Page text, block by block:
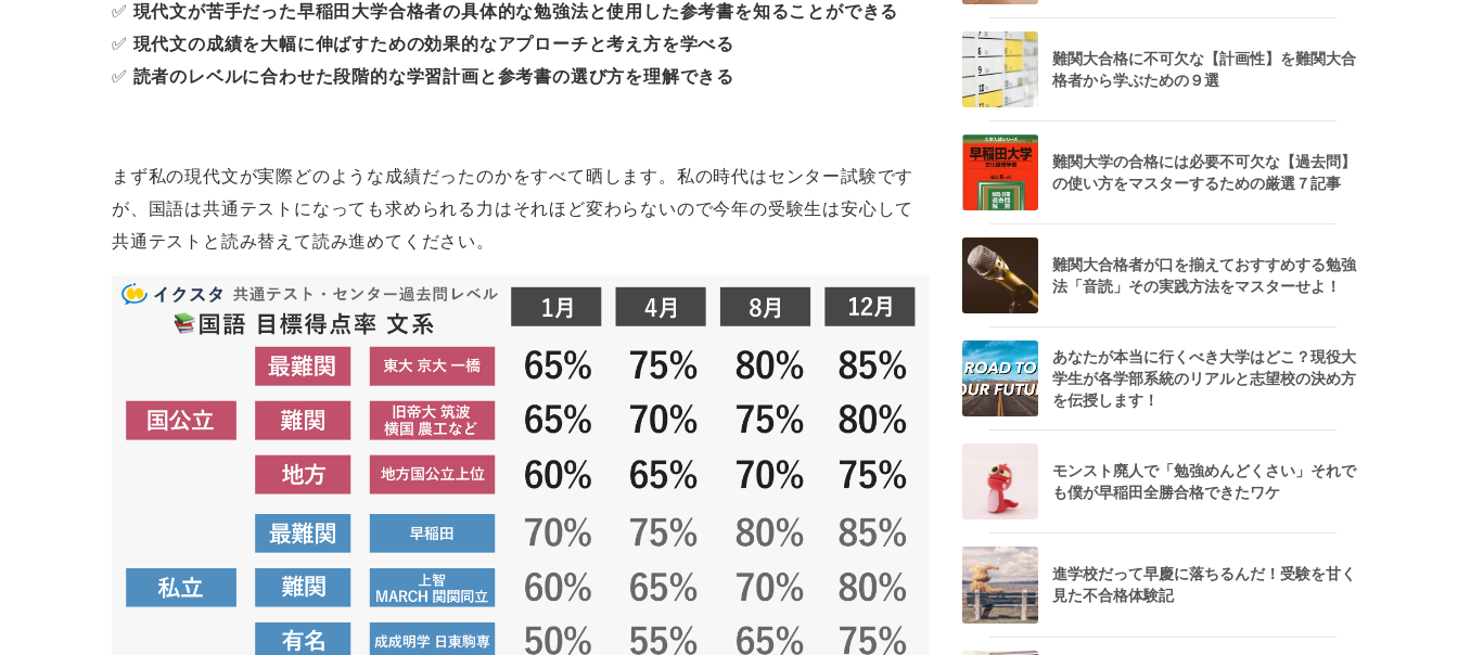
✅ 現代文が苦手だった早稲田大学合格者の具体的な勉強法と使用した参考書を知ることができる
✅ 現代文の成績を大幅に伸ばすための効果的なアプローチと考え方を学べる
✅ 読者のレベルに合わせた段階的な学習計画と参考書の選び方を理解できる
まず私の現代文が実際どのような成績だったのかをすべて晒します。私の時代はセンター試験です
が、国語は共通テストになっても求められる力はそれほど変わらないので今年の受験生は安心して
共通テストと読み替えて読み進めてください。
難関大合格に不可欠な【計画性】を難関大合
格者から学ぶための９選
難関大学の合格には必要不可欠な【過去問】
の使い方をマスターするための厳選７記事
難関大合格者が口を揃えておすすめする勉強
法「音読」その実践方法をマスターせよ！
あなたが本当に行くべき大学はどこ？現役大
学生が各学部系統のリアルと志望校の決め方
を伝授します！
モンスト廃人で「勉強めんどくさい」それで
も僕が早稲田全勝合格できたワケ
進学校だって早慶に落ちるんだ！受験を甘く
見た不合格体験記